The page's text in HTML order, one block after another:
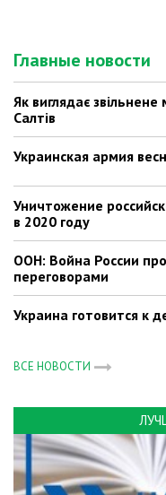
Главные новости
Як виглядає
Салтів
Украинская армия
Уничтожение
в 2020 году
ООН: Война России
переговорами
Украина готовится к
ВСЕ НОВОСТИ